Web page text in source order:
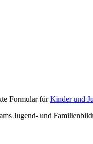
Formular fürKinder und
Jugend- und